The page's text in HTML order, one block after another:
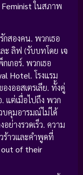
Feministในสภาพ
สองคน. พวกเธอ
ะ ลิฟ (รับบทโดย เจ
เกอร์. พวกเธอ
Hotel. โรงแรม
งออสเตรเลีย. ทั้งคู่
แต่เมื่อไปถึง พวก
คุมอารมณ์ไม่ได้
ย่างรวดเร็ว. ความ
าวและคำพูดที่
out of their